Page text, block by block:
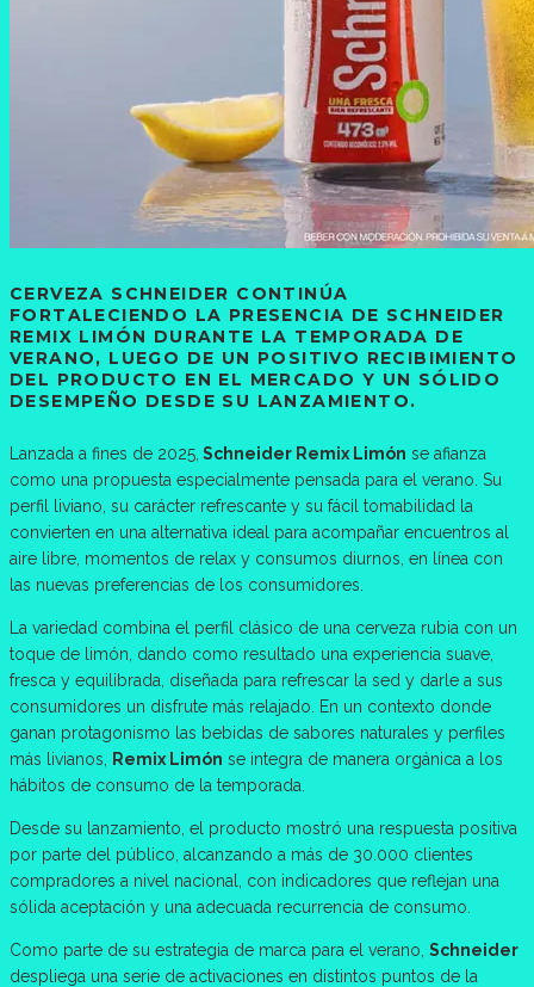
CERVEZA SCHNEIDER CONTINÚA
FORTALECIENDO LA PRESENCIA DE SCHNEIDER
REMIX LIMÓN DURANTE LA TEMPORADA DE
VERANO, LUEGO DE UN POSITIVO RECIBIMIENTO
DEL PRODUCTO EN EL MERCADO Y UN SÓLIDO
DESEMPEÑO DESDE SU LANZAMIENTO.
Lanzada a fines de 2025, Schneider Remix Limón se afianza
como una propuesta especialmente pensada para el verano. Su
perfil liviano, su carácter refrescante y su fácil tomabilidad la
convierten en una alternativa ideal para acompañar encuentros al
aire libre, momentos de relax y consumos diurnos, en línea con
las nuevas preferencias de los consumidores.
La variedad combina el perfil clásico de una cerveza rubia con un
toque de limón, dando como resultado una experiencia suave,
fresca y equilibrada, diseñada para refrescar la sed y darle a sus
consumidores un disfrute más relajado. En un contexto donde
ganan protagonismo las bebidas de sabores naturales y perfiles
más livianos, Remix Limón se integra de manera orgánica a los
hábitos de consumo de la temporada.
Desde su lanzamiento, el producto mostró una respuesta positiva
por parte del público, alcanzando a más de 30.000 clientes
compradores a nivel nacional, con indicadores que reflejan una
sólida aceptación y una adecuada recurrencia de consumo.
Como parte de su estrategia de marca para el verano, Schneider
despliega una serie de activaciones en distintos puntos de la